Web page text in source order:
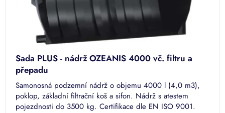
Sada PLUS - nádrž OZEANIS 4000 vč. filtru a
přepadu
Samonosná podzemní nádrž o objemu 4000 l (4,0 m3),
poklop, základní filtrační koš a sifon. Nádrž s atestem
pojezdnosti do 3500 kg. Certifikace dle EN ISO 9001.